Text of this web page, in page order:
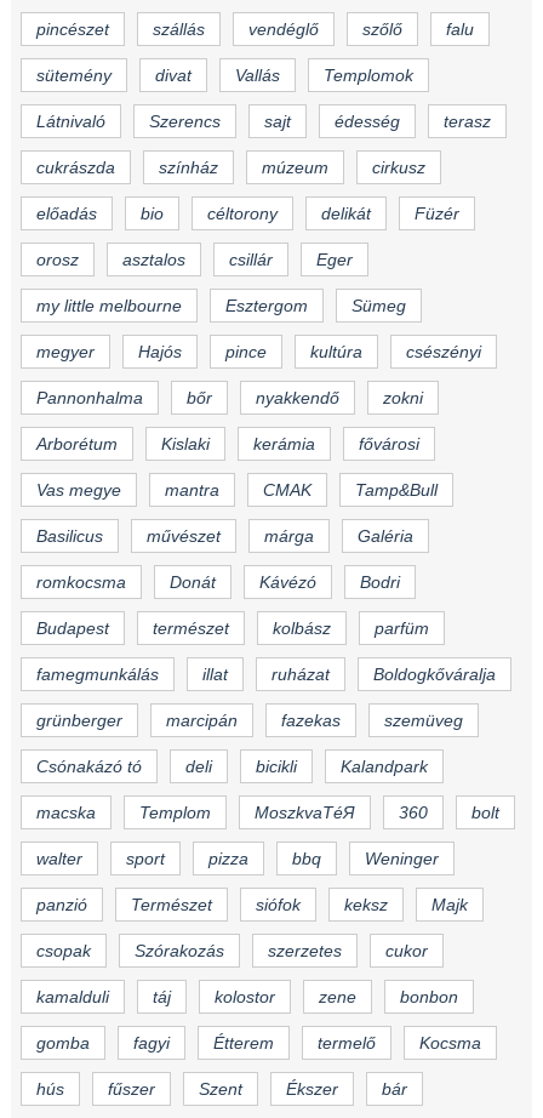
pincészet szállás vendéglő szőlő falu
sütemény divat Vallás Templomok
Látnivaló Szerencs sajt édesség terasz
cukrászda színház múzeum cirkusz
előadás bio céltorony delikát Füzér
orosz asztalos csillár Eger
my little melbourne Esztergom Sümeg
megyer Hajós pince kultúra csészényi
Pannonhalma bőr nyakkendő zokni
Arborétum Kislaki kerámia fővárosi
Vas megye mantra CMAK Tamp&Bull
Basilicus művészet márga Galéria
romkocsma Donát Kávézó Bodri
Budapest természet kolbász parfüm
famegmunkálás illat ruházat Boldogkőváralja
grünberger marcipán fazekas szemüveg
Csónakázó tó deli bicikli Kalandpark
macska Templom MoszkvaTéЯ 360 bolt
walter sport pizza bbq Weninger
panzió Természet siófok keksz Majk
csopak Szórakozás szerzetes cukor
kamalduli táj kolostor zene bonbon
gomba fagyi Étterem termelő Kocsma
hús fűszer Szent Ékszer bár